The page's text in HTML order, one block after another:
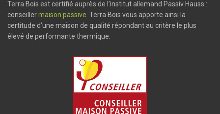
Terra Bois est certifié auprès de l’institut allemand Passiv Hauss :
conseillermaison passive . Terra Bois vous apporte ainsi la
certitude d’une maison de qualité répondant au critère le plus
élevé de performante thermique.